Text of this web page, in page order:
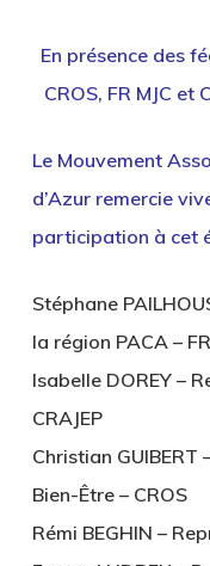
En présence des
CROS, FR MJC et
Le Mouvement
d’Azur remercie
participation à cet
Stéphane
la région PACA –
Isabelle DOREY –
CRAJEP
Christian
Bien-Être – CROS
Rémi BEGHIN –